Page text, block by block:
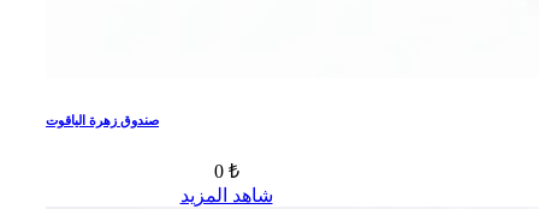
صندوق زهرة الياقوت
0 ₺
شاهد المزيد